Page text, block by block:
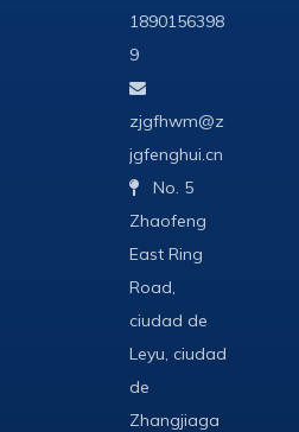
1890156398
9

zjgfhwm@z
jgfenghui.cn

No. 5
Zhaofeng
East Ring
Road,
ciudad de
Leyu, ciudad
de
Zhangjiaga